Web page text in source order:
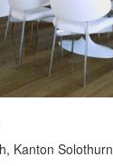
Kanton Solothurn